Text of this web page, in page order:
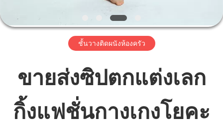
ทัวร์
ควบคุม
คุณภาพ
ชั้นวางติดผนังห้องครัว
ขายส่งซิปตกแต่งเลก
กิ้งแฟชั่นกางเกงโยคะ